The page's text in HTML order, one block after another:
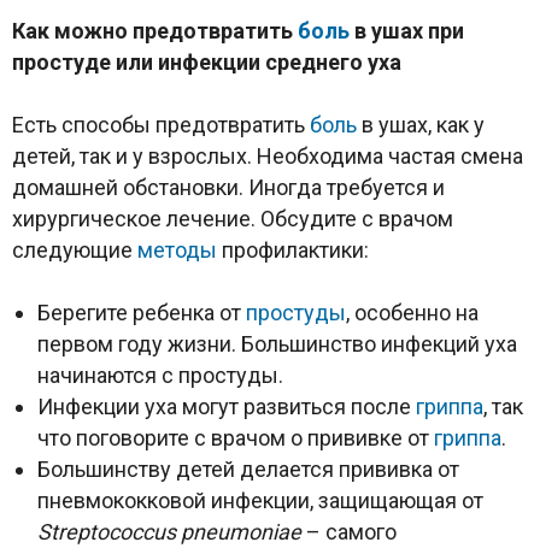
Как можно предотвратить боль в ушах при
простуде или инфекции среднего уха
Есть способы предотвратить боль в ушах, как у
детей, так и у взрослых. Необходима частая смена
домашней обстановки. Иногда требуется и
хирургическое лечение. Обсудите с врачом
следующие методы профилактики:
Берегите ребенка от простуды, особенно на
первом году жизни. Большинство инфекций уха
начинаются с простуды.
Инфекции уха могут развиться после гриппа, так
что поговорите с врачом о прививке от гриппа.
Большинству детей делается прививка от
пневмококковой инфекции, защищающая от
Streptococcus pneumoniae – самого